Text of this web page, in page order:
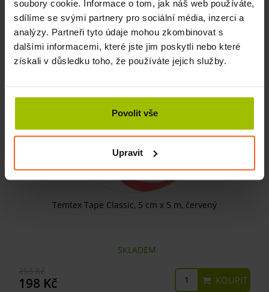
soubory cookie. Informace o tom, jak náš web používáte,
sdílíme se svými partnery pro sociální média, inzerci a
analýzy. Partneři tyto údaje mohou zkombinovat s
dalšími informacemi, které jste jim poskytli nebo které
získali v důsledku toho, že používáte jejich služby.
Povolit vše
Upravit
273 Kč KOUPIT
-22%
Temtex Tape Classic, 5 cm x 5 m, červený
SKLADEM
198 Kč KOUPIT